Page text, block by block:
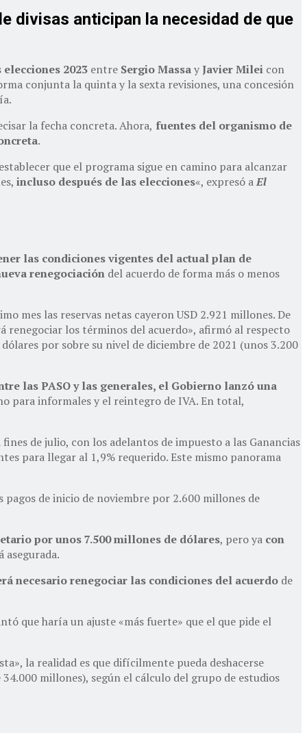
divisas anticipan la necesidad de que
elecciones 2023 entre Sergio MassayJavier Milei con
conjunta la quinta y la sexta revisiones, una concesión
la fecha concreta. Ahora, fuentes del organismo de
.
que el programa sigue en camino para alcanzar
incluso después de las elecciones«, expresó aEl
las condiciones vigentes del actual plan de
renegociación del acuerdo de forma más o menos
mes las reservas netas cayeron USD 2.921 millones. De
renegociar los términos del acuerdo», afirmó al respecto
por sobre su nivel de diciembre de 2021 (unos 3.200
las PASO y las generales, el Gobierno lanzó una
para informales y el reintegro de IVA. En total,
de julio, con los adelantos de impuesto a las Ganancias
para llegar al 1,9% requerido. Este mismo panorama
pagos de inicio de noviembre por 2.600 millones de
por unos 7.500 millones de dólares, pero ya con
asegurada.
necesario renegociar las condiciones del acuerdo de
que haría un ajuste «más fuerte» que el que pide el
la realidad es que difícilmente pueda deshacerse
millones), según el cálculo del grupo de estudios